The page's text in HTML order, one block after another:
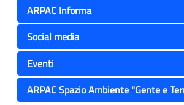
ARPAC Informa
Social media
Eventi
ARPAC Spazio Ambiente "Gente e